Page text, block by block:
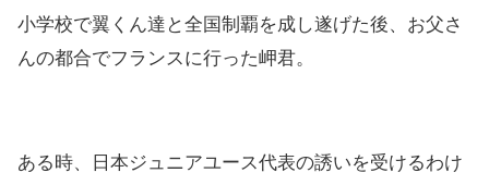
小学校で翼くん達と全国制覇を成し遂げた後、お父さ
んの都合でフランスに行った岬君。
ある時、日本ジュニアユース代表の誘いを受けるわけ